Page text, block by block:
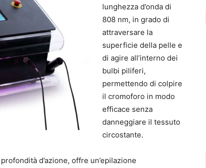
lunghezza d’onda di
808 nm, in grado di
attraversare la
superficie della pelle e
di agire all’interno dei
bulbi piliferi,
permettendo di colpire
il cromoforo in modo
efficace senza
danneggiare il tessuto
circostante.
d’azione, offre un’epilazione